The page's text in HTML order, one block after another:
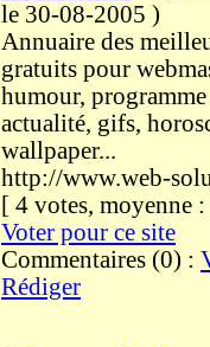
le 30-08-2005 )
Annuaire des
gratuits pour
humour,
actualité, gifs,
wallpaper...
http://www.web-
[ 4 votes,
Voter pour ce site
Commentaires (0) :
Rédiger